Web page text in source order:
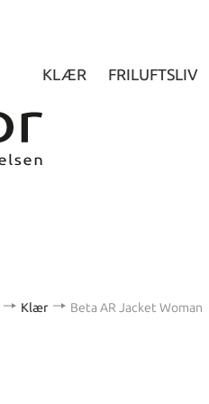
KLÆR FRILUFTSLIV
Klær Beta AR Jacket Woman